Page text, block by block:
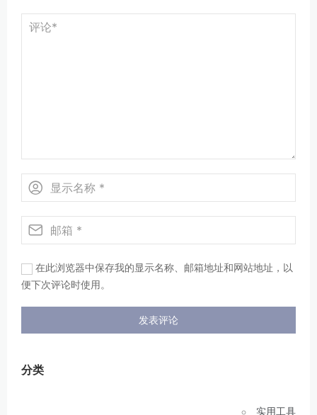
在此浏览器中保存我的显示名称、邮箱地址和网站地址，以
便下次评论时使用。
分类
实用工具